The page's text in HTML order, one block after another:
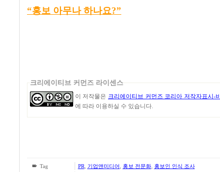
“홍보 아무나 하나요?”
크리에이티브 커먼즈 라이센스
이 저작물은 크리에이티브 커먼즈 코리아 저작자표시-
에 따라 이용하실 수 있습니다.
Tag PR 기업앤미디어 홍보 전문화, 홍보인 인식 조사